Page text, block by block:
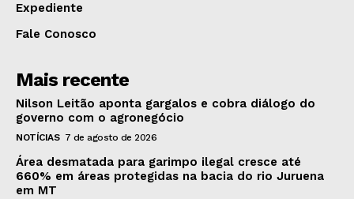
Expediente
Fale Conosco
Mais recente
Nilson Leitão aponta gargalos e cobra diálogo do
governo com o agronegócio
NOTÍCIAS 7 de agosto de 2026
Área desmatada para garimpo ilegal cresce até
660% em áreas protegidas na bacia do rio Juruena
em MT